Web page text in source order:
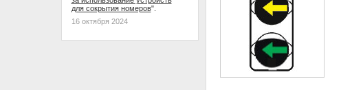
для сокрытия номеров".
16 октября 2024